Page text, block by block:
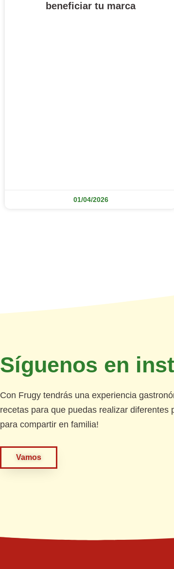
beneficiar tu marca
01/04/2026
Síguenos en
Con Frugy tendrás una experiencia
recetas para que puedas realizar diferentes
para compartir en familia!
Vamos